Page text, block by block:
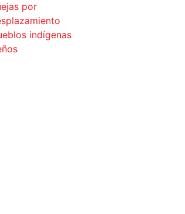
por
indígenas